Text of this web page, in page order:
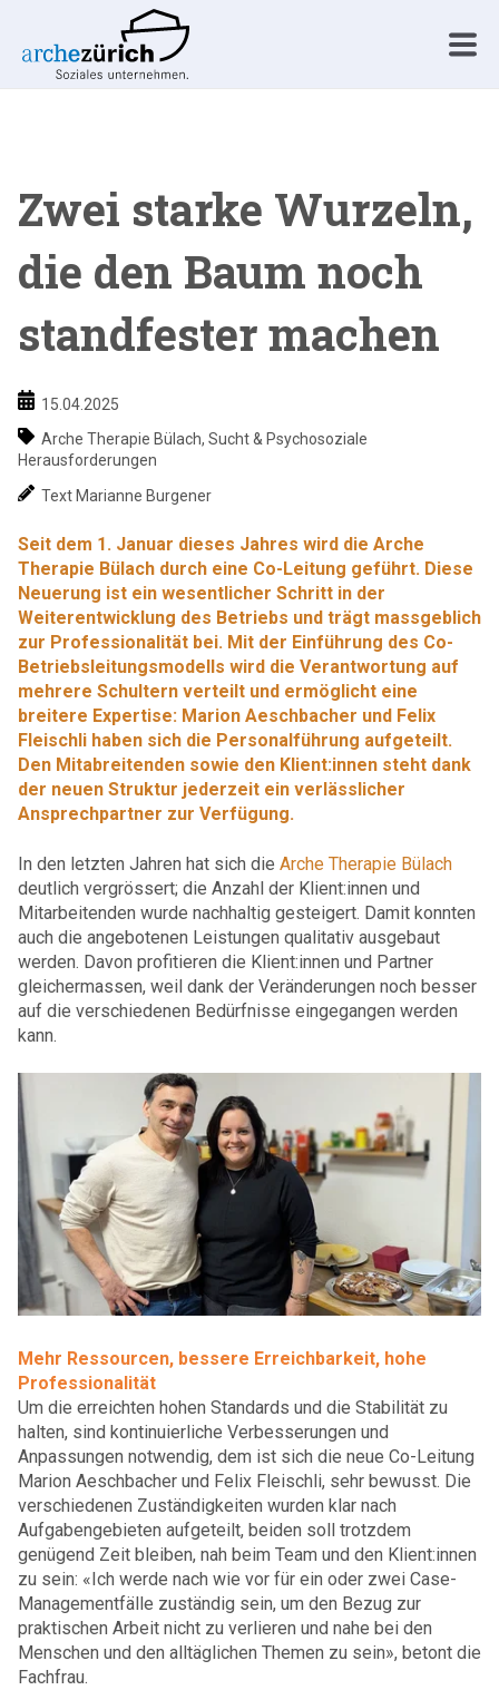
Zwei starke Wurzeln,
die den Baum noch
standfester machen
15.04.2025
Arche Therapie Bülach,Sucht & Psychosoziale
Herausforderungen
Text Marianne Burgener
Seit dem 1. Januar dieses Jahres wird die Arche
Therapie Bülach durch eine Co-Leitung geführt. Diese
Neuerung ist ein wesentlicher Schritt in der
Weiterentwicklung des Betriebs und trägt massgeblich
zur Professionalität bei. Mit der Einführung des Co-
Betriebsleitungsmodells wird die Verantwortung auf
mehrere Schultern verteilt und ermöglicht eine
breitere Expertise: Marion Aeschbacher und Felix
Fleischli haben sich die Personalführung aufgeteilt.
Den Mitabreitenden sowie den Klient:innen steht dank
der neuen Struktur jederzeit ein verlässlicher
Ansprechpartner zur Verfügung.
In den letzten Jahren hat sich die Arche Therapie Bülach
deutlich vergrössert; die Anzahl der Klient:innen und
Mitarbeitenden wurde nachhaltig gesteigert. Damit konnten
auch die angebotenen Leistungen qualitativ ausgebaut
werden. Davon profitieren die Klient:innen und Partner
gleichermassen, weil dank der Veränderungen noch besser
auf die verschiedenen Bedürfnisse eingegangen werden
kann.
Mehr Ressourcen, bessere Erreichbarkeit, hohe
Professionalität
Um die erreichten hohen Standards und die Stabilität zu
halten, sind kontinuierliche Verbesserungen und
Anpassungen notwendig, dem ist sich die neue Co-Leitung
Marion Aeschbacher und Felix Fleischli, sehr bewusst. Die
verschiedenen Zuständigkeiten wurden klar nach
Aufgabengebieten aufgeteilt, beiden soll trotzdem
genügend Zeit bleiben, nah beim Team und den Klient:innen
zu sein: «Ich werde nach wie vor für ein oder zwei Case-
Managementfälle zuständig sein, um den Bezug zur
praktischen Arbeit nicht zu verlieren und nahe bei den
Menschen und den alltäglichen Themen zu sein», betont die
Fachfrau.